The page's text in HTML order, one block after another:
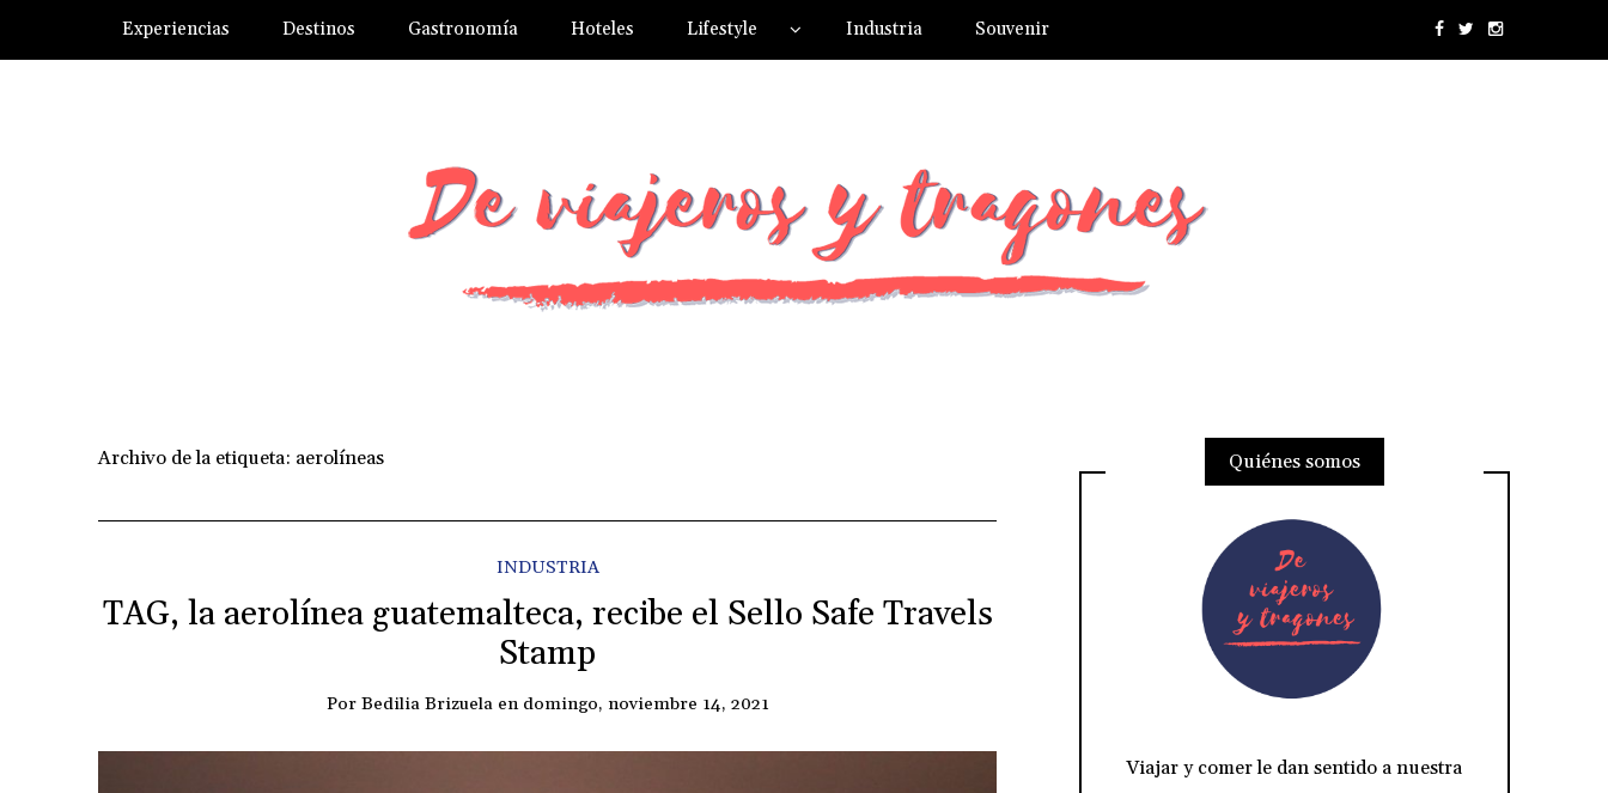
Experiencias Destinos Gastronomía Hoteles Lifestyle Industria Souvenir
Archivo de la etiqueta: aerolíneas
INDUSTRIA
TAG, la aerolínea guatemalteca, recibe el Sello Safe Travels
Stamp
Por Bedilia Brizuela en domingo, noviembre 14, 2021
Quiénes somos
Viajar y comer le dan sentido a nuestra